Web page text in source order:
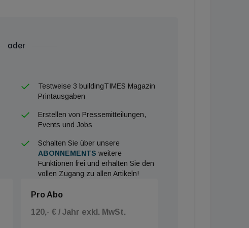
Maßnahmen gesetzt werden, wird dies
entziehen“, so Frömmel.
abwälzen ist nicht von der Hand zu weisen.
hat ihren Auftraggebern klar kommuniziert, dass
auf den Baustellen verantwortlich sind. An
nicht. Es seien inzwischen aber auf vielen
der 80 BIG-Baustellen steht ganz, der Reat
im Bereich Bau noch Nachschärfungen der
BIG-Sprecherin.
oder
Testweise 3 buildingTIMES Magazin
Printausgaben
Erstellen von Pressemitteilungen,
Events und Jobs
Schalten Sie über unsere
ABONNEMENTS weitere
Funktionen frei und erhalten Sie den
vollen Zugang zu allen Artikeln!
Pro Abo
120,- € / Jahr exkl. MwSt.